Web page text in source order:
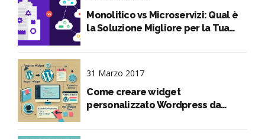
Monolitico vs Microservizi: Qual è
la Soluzione Migliore per la Tua
31 Marzo 2017
Come creare widget
personalizzato Wordpress da